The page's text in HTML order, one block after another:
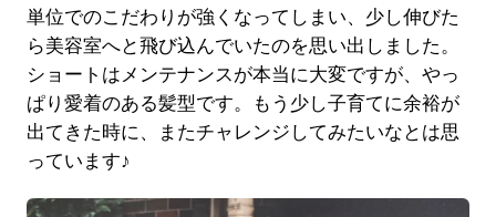
単位でのこだわりが強くなってしまい、少し伸びた
ら美容室へと飛び込んでいたのを思い出しました。
ショートはメンテナンスが本当に大変ですが、やっ
ぱり愛着のある髪型です。もう少し子育てに余裕が
出てきた時に、またチャレンジしてみたいなとは思
っています♪